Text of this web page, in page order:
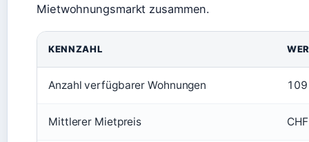
Mietwohnungsmarkt zusammen.
KENNZAHL
Anzahl verfügbarer Wohnungen 109
Mittlerer Mietpreis